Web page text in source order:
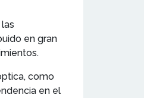
en gran
como
en el